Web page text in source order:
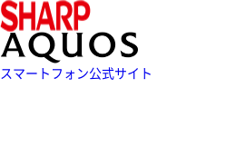
スマートフォン公式サイト